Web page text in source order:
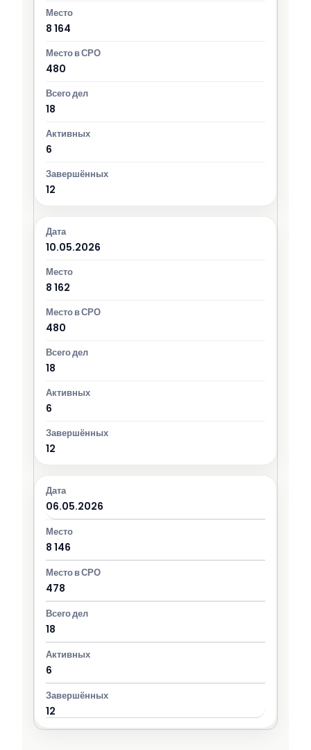
8 164
480
18
6
12
10.05.2026
8 162
480
18
6
12
06.05.2026
8 146
478
18
6
12